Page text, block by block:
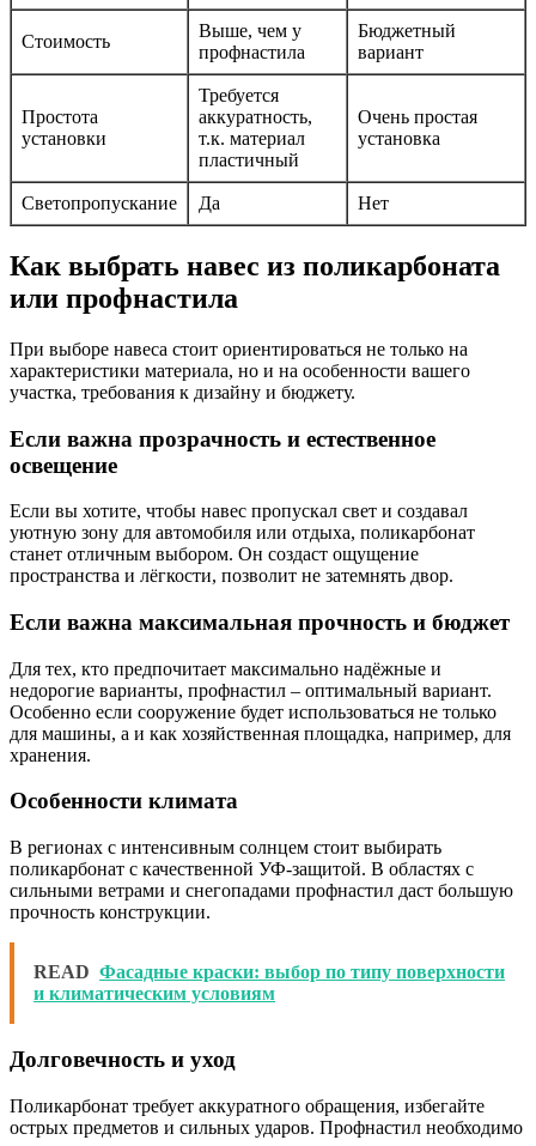
Стоимость
Выше, чем у
профнастила
Бюджетный
вариант
Простота
установки
Требуется
аккуратность,
т.к. материал
пластичный
Очень простая
установка
Светопропускание Да Нет
Как выбрать навес из поликарбоната
или профнастила
При выборе навеса стоит ориентироваться не только на
характеристики материала, но и на особенности вашего
участка, требования к дизайну и бюджету.
Если важна прозрачность и естественное
освещение
Если вы хотите, чтобы навес пропускал свет и создавал
уютную зону для автомобиля или отдыха, поликарбонат
станет отличным выбором. Он создаст ощущение
пространства и лёгкости, позволит не затемнять двор.
Если важна максимальная прочность и бюджет
Для тех, кто предпочитает максимально надёжные и
недорогие варианты, профнастил – оптимальный вариант.
Особенно если сооружение будет использоваться не только
для машины, а и как хозяйственная площадка, например, для
хранения.
Особенности климата
В регионах с интенсивным солнцем стоит выбирать
поликарбонат с качественной УФ-защитой. В областях с
сильными ветрами и снегопадами профнастил даст большую
прочность конструкции.
READ Фасадные краски: выбор по типу поверхности
и климатическим условиям
Долговечность и уход
Поликарбонат требует аккуратного обращения, избегайте
острых предметов и сильных ударов. Профнастил необходимо